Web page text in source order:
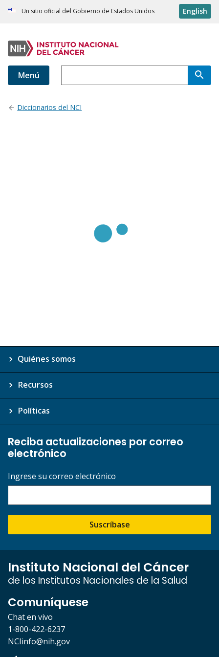
Un sitio oficial del Gobierno de Estados Unidos English
Menú
Diccionarios del NCI
Quiénes somos
Recursos
Políticas
Reciba actualizaciones por correo
electrónico
Ingrese su correo electrónico
Suscríbase
Instituto Nacional del Cáncer
de los Institutos Nacionales de la Salud
Comuníquese
Chat en vivo
1-800-422-6237
NCIinfo@nih.gov